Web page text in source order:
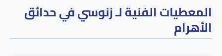
المعطيات الفنية لـ زنوسي في حدائق
الأهرام